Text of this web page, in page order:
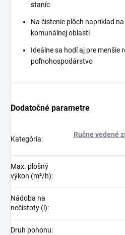
staníc
Na čistenie plôch napríklad
komunálnej oblasti
Ideálne sa hodí aj pre menšie
poľnohospodárstvo
Dodatočné parametre
Kategória:
Ručne vedené
Max. plošný
výkon (m²/h):
Nádoba na
nečistoty (l):
Druh pohonu: